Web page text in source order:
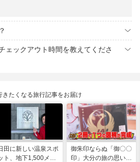
ェックアウト時間を教えてくださ
きたくなる旅行記事をお届け
田に新しい温泉スポ
ト、地下1,500メー
御朱印ならぬ「御〇〇
印」大分の旅の思い出